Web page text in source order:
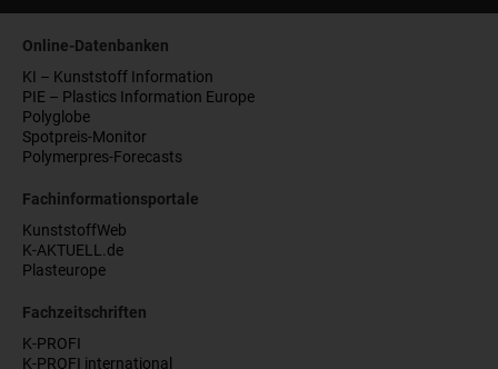
Online-Datenbanken
KI – Kunststoff Information
PIE – Plastics Information Europe
Polyglobe
Spotpreis-Monitor
Polymerpres-Forecasts
Fachinformationsportale
KunststoffWeb
K-AKTUELL.de
Plasteurope
Fachzeitschriften
K-PROFI
K-PROFI international